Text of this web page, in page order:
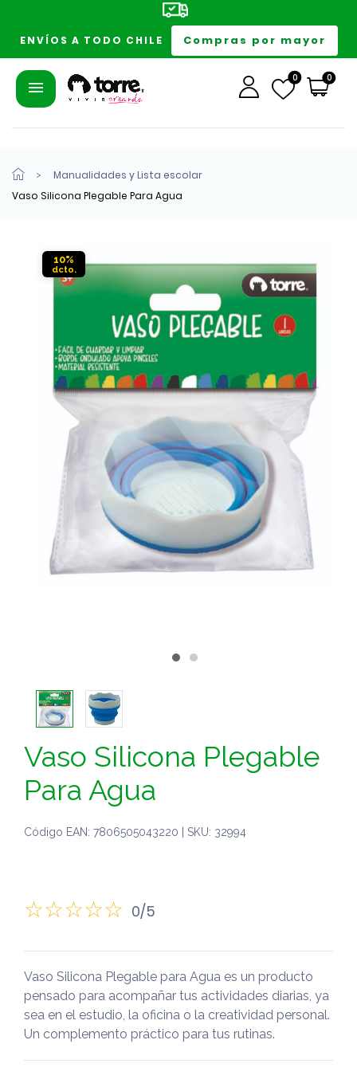
ENVÍOS A TODO CHILE Compras por mayor
0 0
Manualidades y Lista escolar
Vaso Silicona Plegable Para Agua
10%
Vaso Silicona Plegable
Para Agua
Código EAN: 7806505043220 | SKU: 32994
0/5
Vaso Silicona Plegable para Agua es un producto
pensado para acompañar tus actividades diarias, ya
sea en el estudio, la oficina o la creatividad personal.
Un complemento práctico para tus rutinas.